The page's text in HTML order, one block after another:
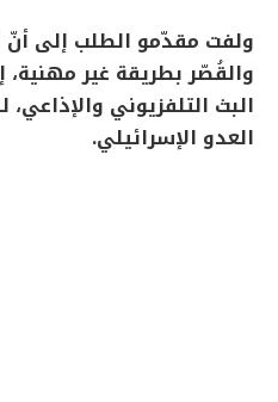
ولفت مقدّمو الطلب إلى أنّ
والقُصّر بطريقة غير مهنية،
البث التلفزيوني والإذاعي،
العدو الإسرائيلي.